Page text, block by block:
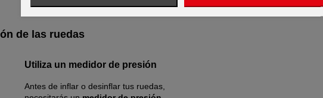
de las ruedas
Utiliza un medidor de presión
Antes de inflar o desinflar tus ruedas,